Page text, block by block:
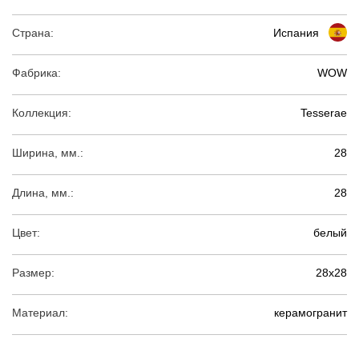
Страна: Испания
Фабрика: WOW
Коллекция: Tesserae
Ширина, мм.: 28
Длина, мм.: 28
Цвет: белый
Размер: 28х28
Материал: керамогранит